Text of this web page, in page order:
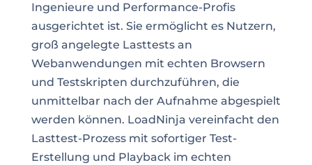
Ingenieure und Performance-Profis
ausgerichtet ist. Sie ermöglicht es Nutzern,
groß angelegte Lasttests an
Webanwendungen mit echten Browsern
und Testskripten durchzuführen, die
unmittelbar nach der Aufnahme abgespielt
werden können. LoadNinja vereinfacht den
Lasttest-Prozess mit sofortiger Test-
Erstellung und Playback im echten